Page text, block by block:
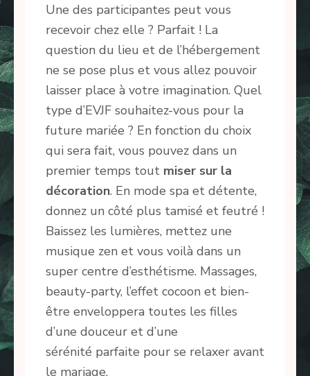
Une des participantes peut vous
recevoir chez elle ? Parfait ! La
question du lieu et de l’hébergement
ne se pose plus et vous allez pouvoir
laisser place à votre imagination. Quel
type d’EVJF souhaitez-vous pour la
future mariée ? En fonction du choix
qui sera fait, vous pouvez dans un
premier temps tout miser sur la
décoration. En mode spa et détente,
donnez un côté plus tamisé et feutré !
Baissez les lumières, mettez une
musique zen et vous voilà dans un
super centre d’esthétisme. Massages,
beauty-party, l’effet cocoon et bien-
être enveloppera toutes les filles
d’une douceur et d’une
sérénité parfaite pour se relaxer avant
le mariage.